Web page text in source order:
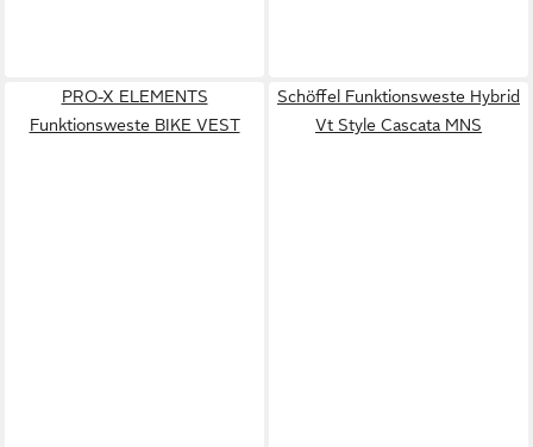
PRO-X ELEMENTS
Funktionsweste BIKE VEST
Schöffel Funktionsweste Hybrid
Vt Style Cascata MNS